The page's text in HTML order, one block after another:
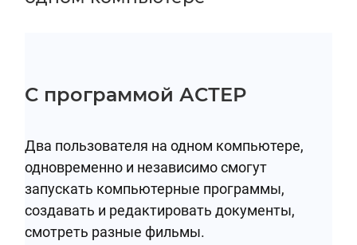
С программой АСТЕР
Два пользователя на одном компьютере,
одновременно и независимо смогут
запускать компьютерные программы,
создавать и редактировать документы,
смотреть разные фильмы.